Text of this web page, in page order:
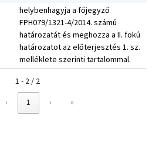
helybenhagyja a főjegyző
FPH079/1321-4/2014. számú
határozatát és meghozza a II. fokú
határozatot az előterjesztés 1. sz.
melléklete szerinti tartalommal.
1 - 2 / 2
‹ 1 › »